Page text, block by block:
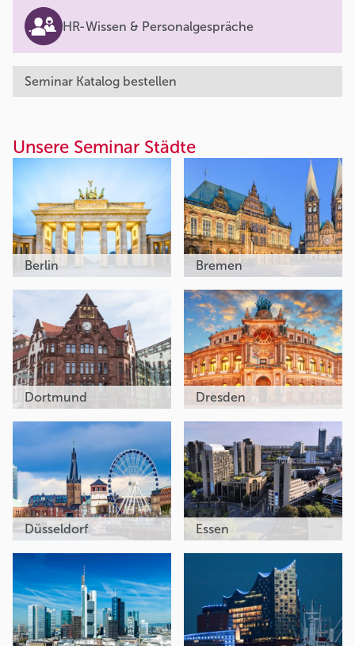
HR-Wissen & Personalgespräche
Seminar Katalog bestellen
Unsere Seminar Städte
Berlin Bremen
Dortmund Dresden
Düsseldorf Essen